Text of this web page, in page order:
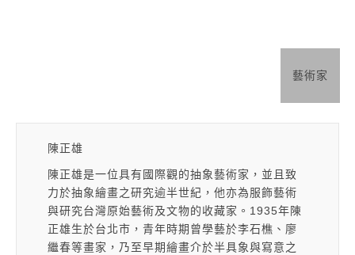
藝術家
陳正雄
陳正雄是一位具有國際觀的抽象藝術家，並且致
力於抽象繪畫之研究逾半世紀，他亦為服飾藝術
與研究台灣原始藝術及文物的收藏家。1935年陳
正雄生於台北市，青年時期曾學藝於李石樵、廖
繼春等畫家，乃至早期繪畫介於半具象與寫意之